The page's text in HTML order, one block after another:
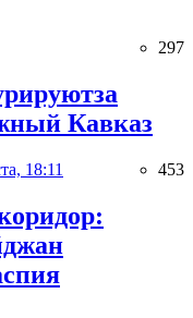
297
Кавказ
18:11 453